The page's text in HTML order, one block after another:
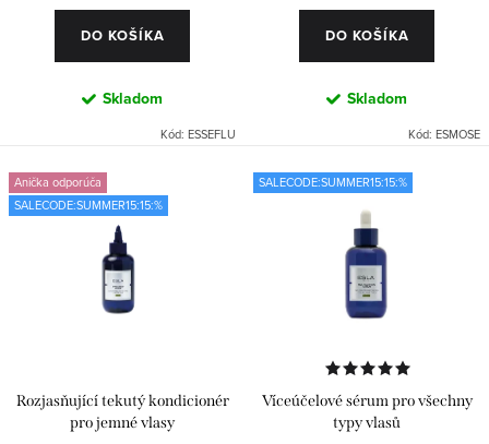
DO KOŠÍKA
Skladom
Kód: ESSEFLU
DO KOŠÍKA
Skladom
Kód: ESMOSE
Anička odporúča
SALECODE:SUMMER15:15:%
Rozjasňující tekutý kondicionér
pro jemné vlasy
SALECODE:SUMMER15:15:%
Víceúčelové sérum pro všechny
typy vlasů